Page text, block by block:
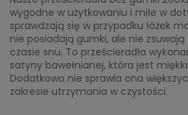
wygodne w użytkowaniu i miłe w
sprawdzają się w przypadku łóżek
nie posiadają gumki, ale nie
czasie snu. To prześcieradła
satyny bawełnianej, która jest
Dodatkowo nie sprawia ona
zakresie utrzymania w czystości.